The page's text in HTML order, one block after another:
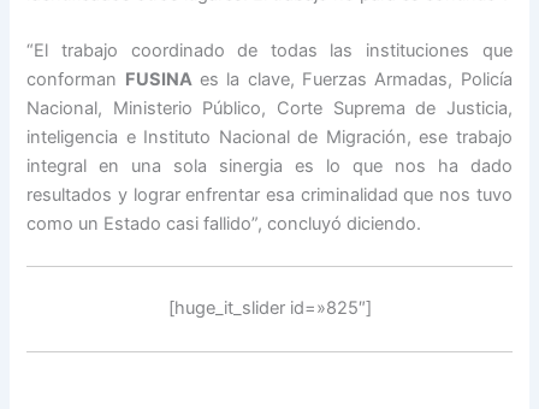
“El trabajo coordinado de todas las instituciones que
conforman FUSINAes la clave, Fuerzas Armadas, Policía
Nacional, Ministerio Público, Corte Suprema de Justicia,
inteligencia e Instituto Nacional de Migración, ese trabajo
integral en una sola sinergia es lo que nos ha dado
resultados y lograr enfrentar esa criminalidad que nos tuvo
como un Estado casi fallido”, concluyó diciendo.
[huge_it_slider id=»825″]